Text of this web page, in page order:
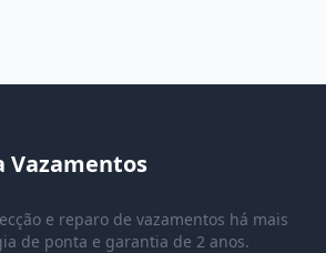
Vazamentos
e reparo de vazamentos há mais
de ponta e garantia de 2 anos.